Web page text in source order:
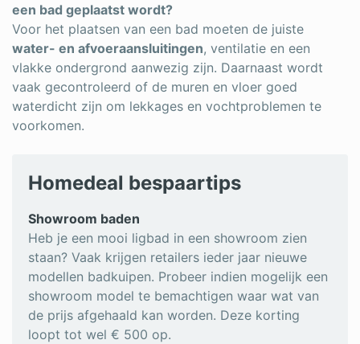
een bad geplaatst wordt?
Voor het plaatsen van een bad moeten de juiste
water- en afvoeraansluitingen, ventilatie en een
vlakke ondergrond aanwezig zijn. Daarnaast wordt
vaak gecontroleerd of de muren en vloer goed
waterdicht zijn om lekkages en vochtproblemen te
voorkomen.
Homedeal bespaartips
Showroom baden
Heb je een mooi ligbad in een showroom zien
staan? Vaak krijgen retailers ieder jaar nieuwe
modellen badkuipen. Probeer indien mogelijk een
showroom model te bemachtigen waar wat van
de prijs afgehaald kan worden. Deze korting
loopt tot wel € 500 op.